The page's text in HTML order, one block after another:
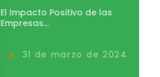
El Impacto Positivo de las
Empresas…
31 de marzo de 2024